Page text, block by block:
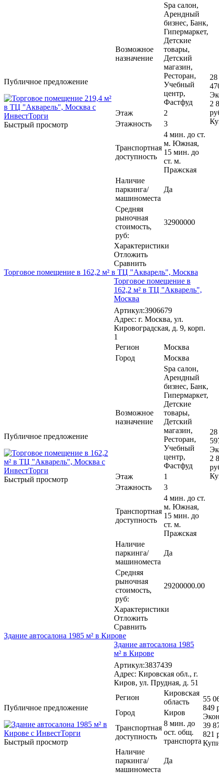
Публичное предложение
Быстрый просмотр
Возможное
назначение
Spa салон,
Арендный
бизнес, Банк,
Гипермаркет,
Детские
товары,
Детский
магазин,
Ресторан,
Учебный
центр,
Фастфуд
Этаж
2
Этажность
3
Транспортная
доступность
4 мин. до ст.
м. Южная,
15 мин. до
ст. м.
Пражская
Наличие
паркинга/
машиноместа
Да
Средняя
рыночная
стоимость,
руб:
32900000
Характеристики
Отложить
Сравнить
2
Торговое помещение в 162,2 м² в ТЦ "Акварель", Москва
Публичное предложение
Быстрый просмотр
Торговое помещение в
162,2 м² в ТЦ "Акварель",
Москва
Артикул:3906679
Адрес: г. Москва, ул.
Кировоградская, д. 9, корп.
1
Регион
Москва
Город
Москва
Возможное
назначение
Spa салон,
Арендный
бизнес, Банк,
Гипермаркет,
Детские
товары,
Детский
магазин,
Ресторан,
Учебный
центр,
Фастфуд
Этаж
1
Этажность
3
Транспортная
доступность
4 мин. до ст.
м. Южная,
15 мин. до
ст. м.
Пражская
Наличие
паркинга/
машиноместа
Да
Средняя
рыночная
стоимость,
руб:
29200000.00
Характеристики
Отложить
Сравнить
2
Здание автосалона 1985 м² в Кирове
Публичное предложение
Быстрый просмотр
Здание автосалона 1985
м² в Кирове
Артикул:3837439
Адрес: Кировская обл., г.
Киров, ул. Прудная, д. 51
Регион
Кировская
область
Город
Киров
Транспортная
доступность
8 мин. до
ост. общ.
транспорта
Наличие
паркинга/
машиноместа
Да
55
849
39
821